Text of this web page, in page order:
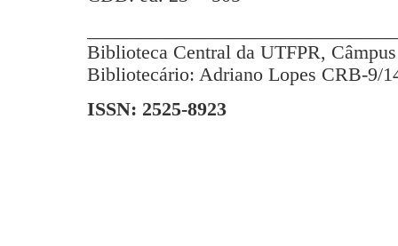
Biblioteca Central da UTFPR,
Bibliotecário: Adriano Lopes CRB-9/
ISSN: 2525-8923